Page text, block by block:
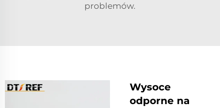
problemów.
Wysoce
odporne na